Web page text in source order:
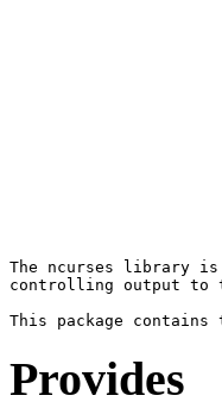
The ncurses library
controlling output to
Provides